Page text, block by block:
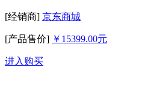
[经销商] 京东商城
[产品售价] ￥15399.00元
进入购买